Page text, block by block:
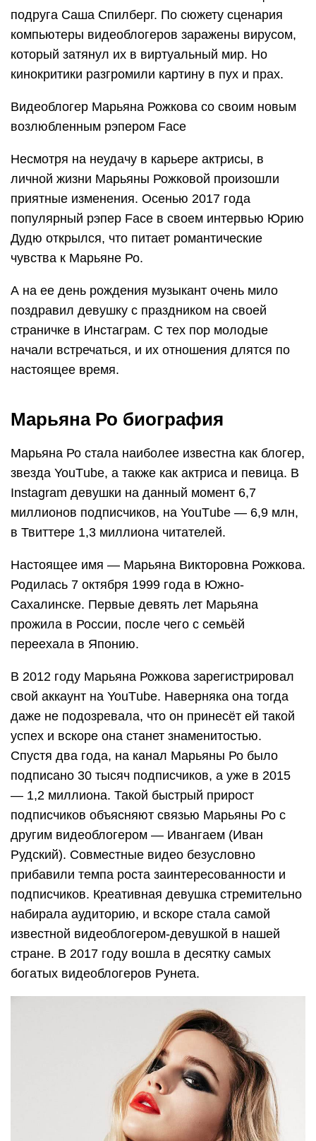
подруга Саша Спилберг. По сюжету сценария
компьютеры видеоблогеров заражены вирусом,
который затянул их в виртуальный мир. Но
кинокритики разгромили картину в пух и прах.
Видеоблогер Марьяна Рожкова со своим новым
возлюбленным рэпером Face
Несмотря на неудачу в карьере актрисы, в
личной жизни Марьяны Рожковой произошли
приятные изменения. Осенью 2017 года
популярный рэпер Face в своем интервью Юрию
Дудю открылся, что питает романтические
чувства к Марьяне Ро.
А на ее день рождения музыкант очень мило
поздравил девушку с праздником на своей
страничке в Инстаграм. С тех пор молодые
начали встречаться, и их отношения длятся по
настоящее время.
Марьяна Ро биография
Марьяна Ро стала наиболее известна как блогер,
звезда YouТube, а также как актриса и певица. В
Instagram девушки на данный момент 6,7
миллионов подписчиков, на YouТube — 6,9 млн,
в Твиттере 1,3 миллиона читателей.
Настоящее имя — Марьяна Викторовна Рожкова.
Родилась 7 октября 1999 года в Южно-
Сахалинске. Первые девять лет Марьяна
прожила в России, после чего с семьёй
переехала в Японию.
В 2012 году Марьяна Рожкова зарегистрировал
свой аккаунт на YouТube. Наверняка она тогда
даже не подозревала, что он принесёт ей такой
успех и вскоре она станет знаменитостью.
Спустя два года, на канал Марьяны Ро было
подписано 30 тысяч подписчиков, а уже в 2015
— 1,2 миллиона. Такой быстрый прирост
подписчиков объясняют связью Марьяны Ро с
другим видеоблогером — Ивангаем (Иван
Рудский). Совместные видео безусловно
прибавили темпа роста заинтересованности и
подписчиков. Креативная девушка стремительно
набирала аудиторию, и вскоре стала самой
известной видеоблогером-девушкой в нашей
стране. В 2017 году вошла в десятку самых
богатых видеоблогеров Рунета.